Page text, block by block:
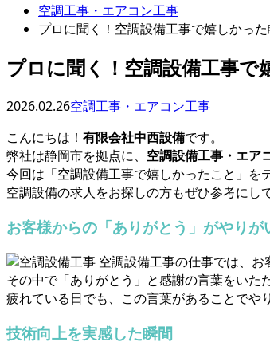
空調工事・エアコン工事
プロに聞く！空調設備工事で嬉しかっ
プロに聞く！空調設備工事で
2026.02.26空調工事・エアコン工事
こんにちは！ 有限会社中西設備です。
弊社は静岡市を拠点に、 空調設備工事・エア
今回は「空調設備工事で嬉しかったこと」を
空調設備の求人をお探しの方もぜひ参考にし
お客様からの「ありがとう」がやりが
空調設備工事の仕事では、お
その中で「ありがとう」と感謝の言葉をいた
疲れている日でも、この言葉があることでや
技術向上を実感した瞬間